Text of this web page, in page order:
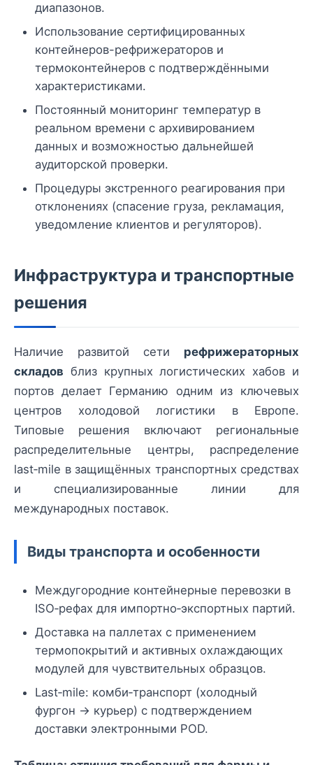
диапазонов.
Использование сертифицированных
контейнеров-рефрижераторов и
термоконтейнеров с подтверждёнными
характеристиками.
Постоянный мониторинг температур в
реальном времени с архивированием
данных и возможностью дальнейшей
аудиторской проверки.
Процедуры экстренного реагирования при
отклонениях (спасение груза, рекламация,
уведомление клиентов и регуляторов).
Инфраструктура и транспортные
решения
Наличие развитой сети рефрижераторных
складов близ крупных логистических хабов и
портов делает Германию одним из ключевых
центров холодовой логистики в Европе.
Типовые решения включают региональные
распределительные центры, распределение
last‑mile в защищённых транспортных средствах
и специализированные линии для
международных поставок.
Виды транспорта и особенности
Междугородние контейнерные перевозки в
ISO‑рефах для импортно‑экспортных партий.
Доставка на паллетах с применением
термопокрытий и активных охлаждающих
модулей для чувствительных образцов.
Last‑mile: комби‑транспорт (холодный
фургон → курьер) с подтверждением
доставки электронными POD.